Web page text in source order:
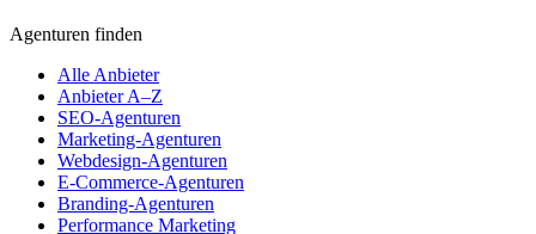
Agenturen finden
Alle Anbieter
Anbieter A–Z
SEO-Agenturen
Marketing-Agenturen
Webdesign-Agenturen
E-Commerce-Agenturen
Branding-Agenturen
Performance Marketing